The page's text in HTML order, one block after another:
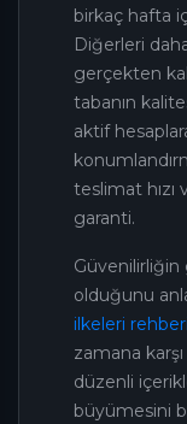
birkaç hafta
Diğerleri
gerçekten
tabanın
aktif
teslimat hızı
garanti.
Güvenilirliğin
olduğunu
ilkeleri rehberi
zamana
düzenli
büyümesini